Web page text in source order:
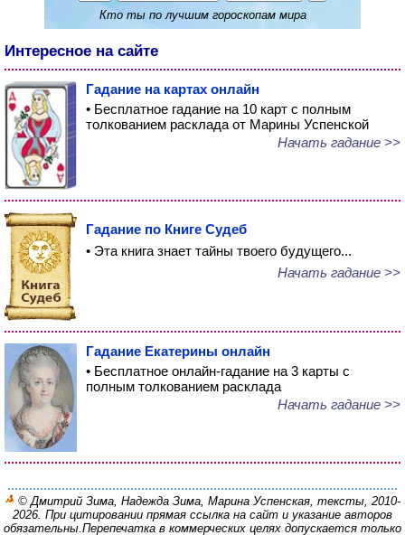
Кто ты по лучшим гороскопам мира
Интересное на сайте
Гадание на картах онлайн
• Бесплатное гадание на 10 карт с полным
толкованием расклада от Марины Успенской
Начать гадание >>
Гадание по Книге Судеб
• Эта книга знает тайны твоего будущего...
Начать гадание >>
Гадание Екатерины онлайн
• Бесплатное онлайн-гадание на 3 карты с
полным толкованием расклада
Начать гадание >>
© Дмитрий Зима, Надежда Зима, Марина Успенская, тексты, 2010-
2026. При цитировании прямая ссылка на сайт и указание авторов
обязательны.Перепечатка в коммерческих целях допускается только